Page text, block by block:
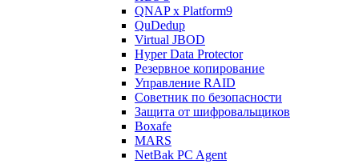
QNAP x Platform9
QuDedup
Virtual JBOD
Hyper Data Protector
Резервное копирование
Управление RAID
Советник по безопасности
Защита от шифровальщиков
Boxafe
MARS
NetBak PC Agent